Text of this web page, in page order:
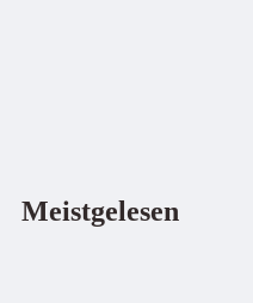
Meistgelesen